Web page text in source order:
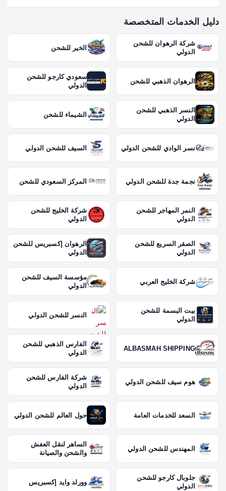
دليل الخدمات المتخصصة
شركة الرهوان للشحن
الدولي
الخير للشحن
الرهوان الذهبي للشحن
سعودي كارجو للشحن
الدولي
النسر الذهبي للشحن
الدولي
الشيماء للشحن
نسر الوادي للشحن الدولي السيف للشحن الدولي
نجمة جدة للشحن الدولي المركز السعودي للشحن
النمر المهاجر للشحن
الدولي
شركة الخليج للشحن
الدولي
الصقر السريع للشحن
الدولي
الرهوان إكسبريس للشحن
الدولي
شركة الخليج العربي
مؤسسة السيف للشحن
الدولي
بيت البسمة للشحن
الدولي
النسر للشحن الدولي
ALBASMAH SHIPPING
الفارس الذهبي للشحن
الدولي
هوم سيف للشحن الدولي
شركة الفارس للشحن
الدولي
السعد للخدمات العامة حول العالم للشحن الدولي
المهندس للشحن الدولي
الساهر لنقل العفش
والشحن والصيانة
جلوبال كارجو للشحن
الدولي
وورلد وايد إكسبريس